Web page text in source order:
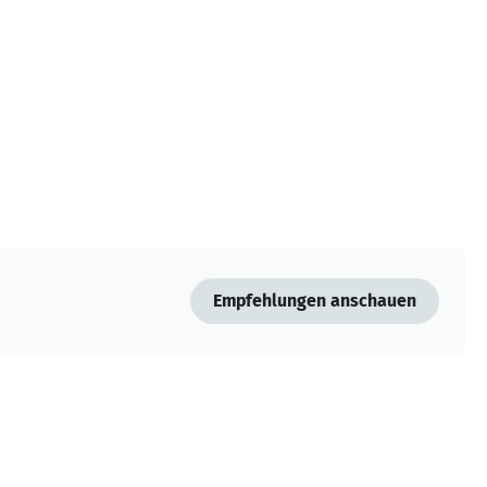
Empfehlungen anschauen